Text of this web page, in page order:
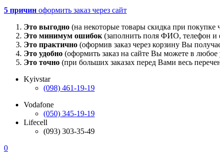
5 причин оформить заказ через сайт
Это выгодно (на некоторые товары скидка при покупке
Это минимум ошибок (заполнить поля ФИО, телефон и
Это практично (оформив заказ через корзину Вы
Это удобно (оформить заказ на сайте Вы можете в любое
Это точно (при больших заказах перед Вами весь
Kyivstar
(098) 461-19-19
Vodafone
(050) 345-19-19
Lifecell
(093) 303-35-49
0